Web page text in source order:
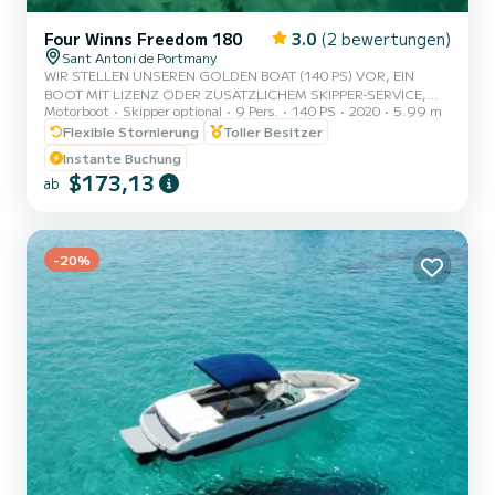
Four Winns Freedom 180 3.0 (2 bewertungen)
Sant Antoni de Portmany
WIR STELLEN UNSEREN GOLDEN BOAT (140 PS) VOR, EIN
BOOT MIT LIZENZ ODER ZUSÄTZLICHEM SKIPPER-SERVICE,
MIT PLATZ FÜR 8 PERSONEN. IN UNSEREM ANGEBOT
ENTHALTEN SIND GRATIS PADDLE SURFEN UND
SCHNORCHELN. MIT DIESEM BOOT WERDEN SIE EIN
UNVERGESSLICHES ERLEBNIS AUF DER INSEL IBIZA HABEN.
**PROMOTION FÜR PAARE - VERLANGEN SIE IHR GESCHENK
SKIPPER (MIT GRUNDLEGENDEM SCHEIN). • KAPAZITÄT VON 8
P...
Motorboot Skipper optional 9 Pers. 140 PS 2020
5.99 m
Flexible Stornierung
Toller Besitzer
Instante Buchung
ab $173,13
-20%